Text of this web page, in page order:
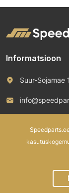
Informatsioon
Suur-Sojamae